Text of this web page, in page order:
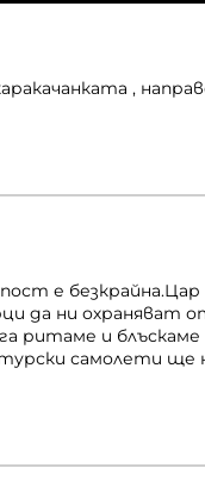
,
е
да ни охраняват
ритаме и
самолети ще